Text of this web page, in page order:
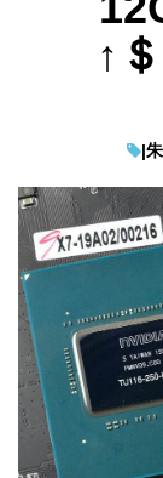
IT Times
生成式AI與雲端
Enterprise
特集
↑
|